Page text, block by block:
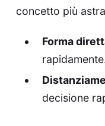
concetto più
Forma
decisione